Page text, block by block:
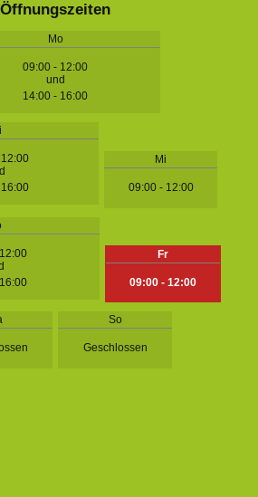
Öffnungszeiten
Mo
09:00 - 12:00
und
14:00 - 16:00
Mi
09:00 - 12:00
Fr
09:00 - 12:00
So
Geschlossen